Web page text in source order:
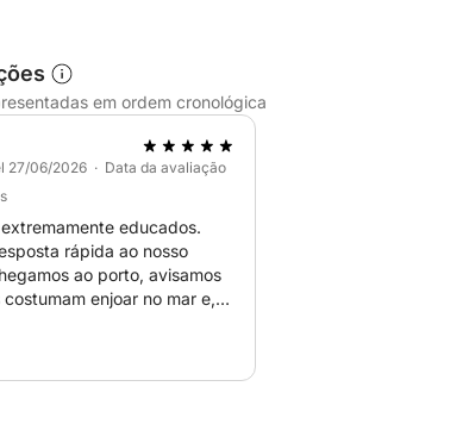
em ordem cronológica
27/06/2026 · Data da avaliação
educados.
rápida ao nosso
ao porto, avisamos
enjoar no mar e,
não tivemos nenhuma